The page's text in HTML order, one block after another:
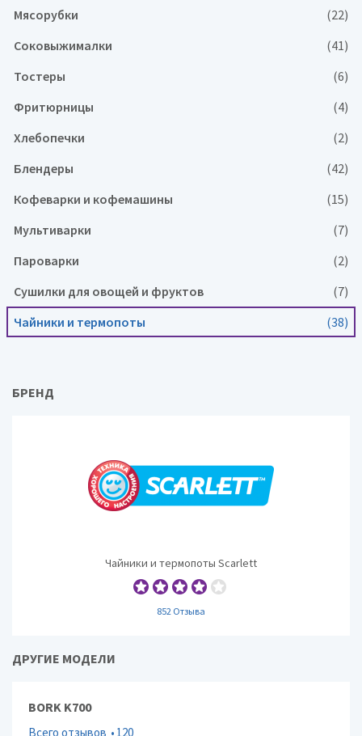
Мясорубки
(22)
Соковыжималки
(41)
Тостеры
(6)
Фритюрницы
(4)
Хлебопечки
(2)
Блендеры
(42)
Кофеварки и кофемашины
(15)
Мультиварки
(7)
Пароварки
(2)
Сушилки для овощей и фруктов
(7)
Чайники и термопоты
(38)
БРЕНД
Чайники и термопоты Scarlett
852 Отзыва
ДРУГИЕ МОДЕЛИ
BORK K700
Всего отзывов 120